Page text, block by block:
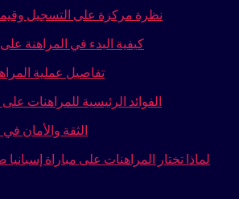
نظرة مركزة على التسجيل
كيفية البدء في المراهنة
تفاصيل عملية
الفوائد الرئيسية للمراهنات
الثقة والأمان
لماذا تختار المراهنات على مباراة إسبانيا